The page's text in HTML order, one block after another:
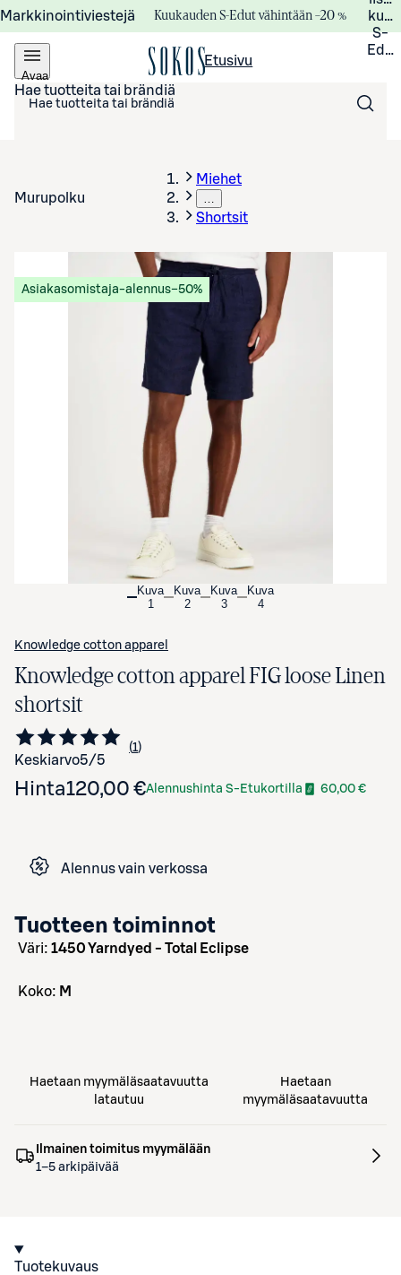
Markkinointiviestejä Kuukauden S-Edut vähintään –20 %
S-
Avaa
valikko
Etusivu
Hae tuotteita tai brändiä
Murupolku
Miehet
…
Shortsit
Avaa tuotekuva suurennettuna
Asiakasomistaja-alennus−50%
Kuva
1
Kuva
2
Kuva
3
Kuva
4
Knowledge cotton apparel
Knowledge cotton apparel FIG loose Linen
shortsit
Keskiarvo5/5 Siirry arvioihin
1
kappale
Hinta120,00 €Alennushinta S-Etukortilla 60,00 €
Alennus vain verkossa
Tuotteen toiminnot
väri: 1450 Yarndyed - Total Eclipse
koko: M
Haetaan myymäläsaatavuutta
latautuu
Haetaan
myymäläsaatavuutta
Ilmainen toimitus myymälään
1–5 arkipäivää
Tuotekuvaus